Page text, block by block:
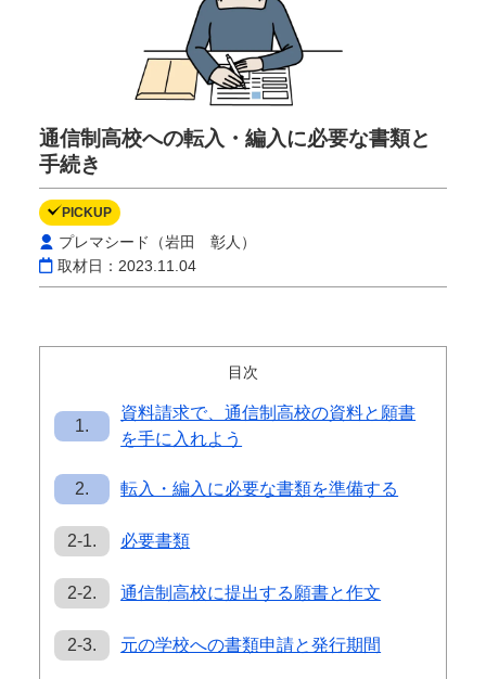
通信制高校への転入・編入に必要な書類と
手続き
PICKUP
プレマシード（岩田 彰人）
取材日：2023.11.04
目次
1.
資料請求で、通信制高校の資料と願書
を手に入れよう
2. 転入・編入に必要な書類を準備する
2-1. 必要書類
2-2. 通信制高校に提出する願書と作文
2-3. 元の学校への書類申請と発行期間